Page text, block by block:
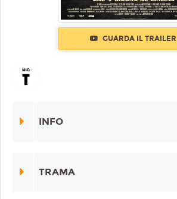
GUARDA IL TRAILER
INFO
TRAMA